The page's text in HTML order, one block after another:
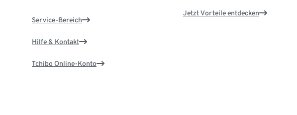
Service-Bereich
Hilfe & Kontakt
Tchibo Online-Konto
Jetzt Vorteile entdecken